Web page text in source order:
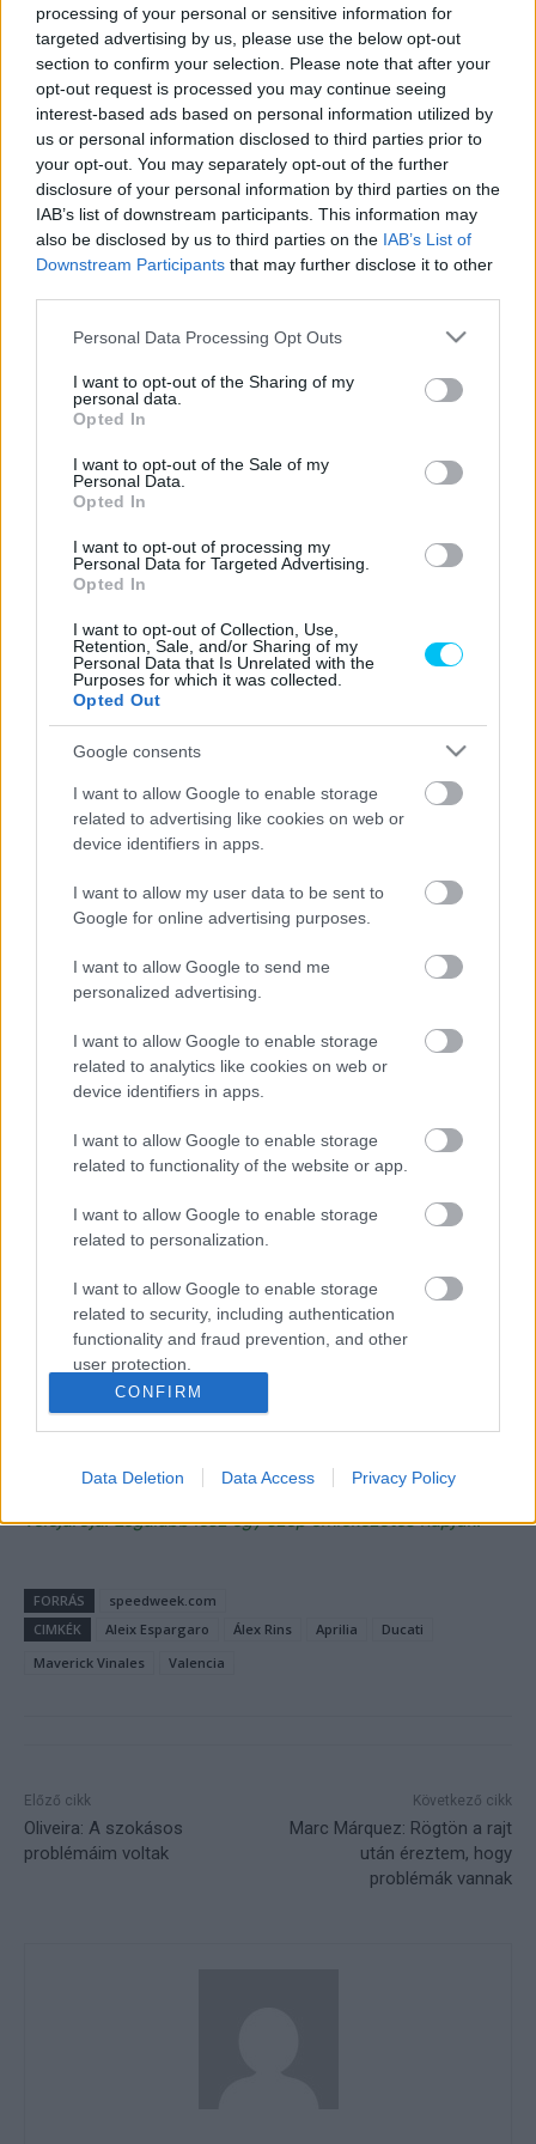
processing of your personal or sensitive information for
targeted advertising by us, please use the below opt-out
section to confirm your selection. Please note that after your
opt-out request is processed you may continue seeing
interest-based ads based on personal information utilized by
us or personal information disclosed to third parties prior to
your opt-out. You may separately opt-out of the further
disclosure of your personal information by third parties on the
IAB’s list of downstream participants. This information may
also be disclosed by us to third parties on the IAB’s List of
Downstream Participants that may further disclose it to other
Please note that this website/app uses one or more Google
not limited to your visit or usage behaviour. You may click to
grant or deny consent to Google and its third-party tags to
use your data for below specified purposes in below Google
consent section.
Personal Data Processing Opt Outs
I want to opt-out of the Sharing of my
personal data.
Opted In
I want to opt-out of the Sale of my
Personal Data.
Opted In
I want to opt-out of processing my
Personal Data for Targeted Advertising.
Opted In
I want to opt-out of Collection, Use,
Retention, Sale, and/or Sharing of my
Personal Data that Is Unrelated with the
Purposes for which it was collected.
Opted Out
Google consents
I want to allow Google to enable storage
related to advertising like cookies on web or
device identifiers in apps.
I want to allow my user data to be sent to
Google for online advertising purposes.
I want to allow Google to send me
personalized advertising.
I want to allow Google to enable storage
related to analytics like cookies on web or
device identifiers in apps.
I want to allow Google to enable storage
related to functionality of the website or app.
I want to allow Google to enable storage
related to personalization.
I want to allow Google to enable storage
related to security, including authentication
functionality and fraud prevention, and other
user protection.
CONFIRM
Data Deletion Data Access Privacy Policy
- Hirdetés -
Aleix Espargarónak csak a Ducati versenyzőjét, Enea
Bastianinit kellett volna megelőznie, akkor elérhető lett
volna a harmadik hely lett volna az Aprilia és a spanyol
számára. Pol Espargaró testvére azonban már a 4. körben
begurult a bokszba.
ez folytatódott, minden kigyorsítási fázisban megállt a
motor. Sajnos fel kellett adnom a versenyt.”
– mondta
Espargaró. A csapat forrásai szerint az üzemanyag-
„Nem igazán érdekel, hogy mi történt. A motor leállt, nem
erre, mert sokkal gyorsabb lehettem volna, mint Enea, így
bebiztosítottam volna a 3. helyet a bajnokságban. Ez volt
az álmom. Hogy mi volt a gond? Nem érdekel.”
- Advertisement -
„Büszke vagyok arra, amit idén elértünk. Tavaly senki sem
sikerült. Senki sem hitte, hogy idén győzelmeket vagy
pole pozíciót fogok szerezni. Sok dobogós helyezést
büszke vagyok. Ez rendkívül nehéz 20 versenyen
keresztül. Néha egyszerűen nem tudsz többet tenni.”
Jövőre az Aprilia két további motorral áll rajthoz. Hogyan
„Ez nem arról szól, hogy több motor legyen a rajtrácson.
szatellitcsapattal együttműködve erősíti a gyári
motorokat. Sok problémával kezdték a szezont, de az
erős együttműködésnek köszönhetően sokat javultak. Így
nyerték meg a bajnoki címet is.”
Hogyan látja Álex Rins sikerét a valenciai finálén?
„Nagyon örülök neki. Ha ma második lettem volna,
biztosan megpróbáltam volna nyerni, de Álex
győzelmének nagyon örülök. Amellett, hogy ő a barátom,
utolsó győzelmet. Nagy kár, hogy kilépnek, de ez a világ
velejárója. Legalább lesz egy szép emlékezetes napjuk.”
FORRÁS
speedweek.com
CIMKÉK
Aleix Espargaro Álex Rins Aprilia
Ducati
Maverick Vinales
Valencia
Előző cikk
Oliveira: A szokásos
problémáim voltak
Következő cikk
Marc Márquez: Rögtön a rajt
után éreztem, hogy
problémák vannak